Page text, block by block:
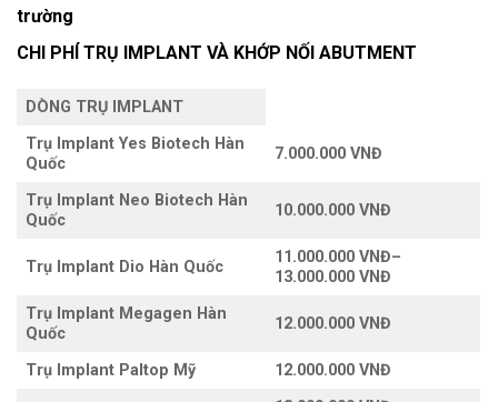
trường
CHI PHÍ TRỤ IMPLANT VÀ KHỚP NỐI ABUTMENT
DÒNG TRỤ IMPLANT
Trụ Implant Yes Biotech Hàn
Quốc
7.000.000 VNĐ
Trụ Implant Neo Biotech Hàn
Quốc
10.000.000 VNĐ
Trụ Implant Dio Hàn Quốc
11.000.000 VNĐ–
13.000.000 VNĐ
Trụ Implant Megagen Hàn
Quốc
12.000.000 VNĐ
Trụ Implant Paltop Mỹ 12.000.000 VNĐ